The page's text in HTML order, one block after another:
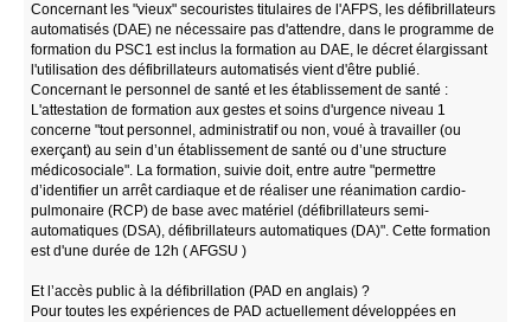
Concernant les "vieux" secouristes titulaires de l'AFPS, les défibrillateurs
automatisés (DAE) ne nécessaire pas d'attendre, dans le programme de
formation du PSC1 est inclus la formation au DAE, le décret élargissant
l'utilisation des défibrillateurs automatisés vient d'être publié.
Concernant le personnel de santé et les établissement de santé :
L'attestation de formation aux gestes et soins d'urgence niveau 1
concerne "tout personnel, administratif ou non, voué à travailler (ou
exerçant) au sein d’un établissement de santé ou d’une structure
médicosociale". La formation, suivie doit, entre autre "permettre
d’identifier un arrêt cardiaque et de réaliser une réanimation cardio-
pulmonaire (RCP) de base avec matériel (défibrillateurs semi-
automatiques (DSA), défibrillateurs automatiques (DA)". Cette formation
est d'une durée de 12h ( AFGSU )
Et l’accès public à la défibrillation (PAD en anglais) ?
Pour toutes les expériences de PAD actuellement développées en